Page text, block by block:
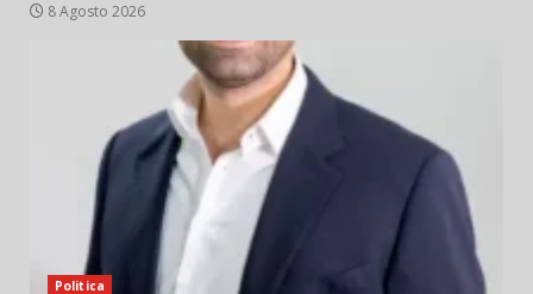
8 Agosto 2026
Politica